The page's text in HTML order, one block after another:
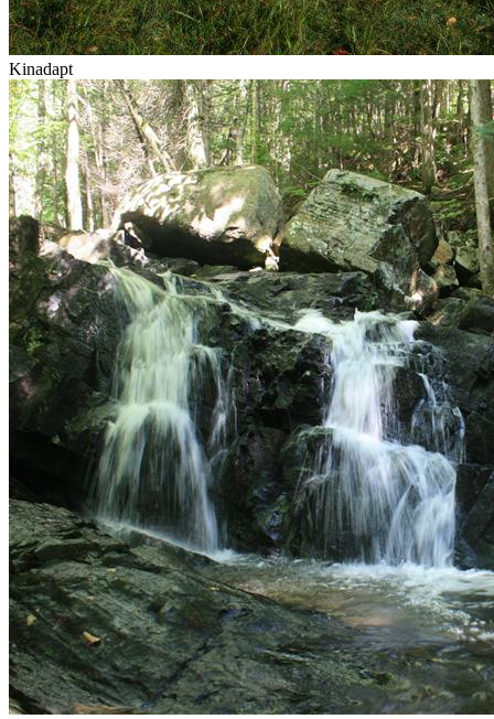
Kinadapt